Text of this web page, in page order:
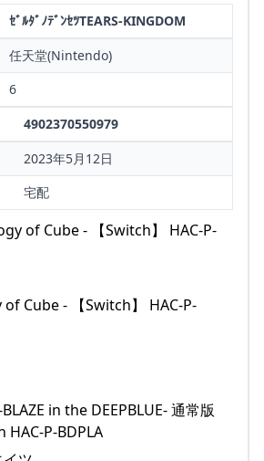
ｾﾞﾙﾀﾞﾉﾃﾞﾝｾﾂTEARS-KINGDOM
任天堂(Nintendo)
6
4902370550979
2023年5月12日
宅配
Cube - 【Switch】 HAC-P-